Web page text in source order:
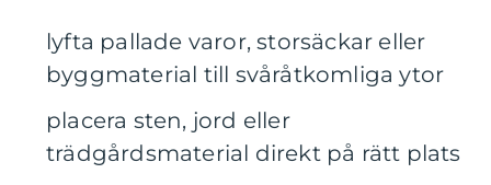
lyfta pallade varor, storsäckar eller
byggmaterial till svåråtkomliga ytor
placera sten, jord eller
trädgårdsmaterial direkt på rätt plats